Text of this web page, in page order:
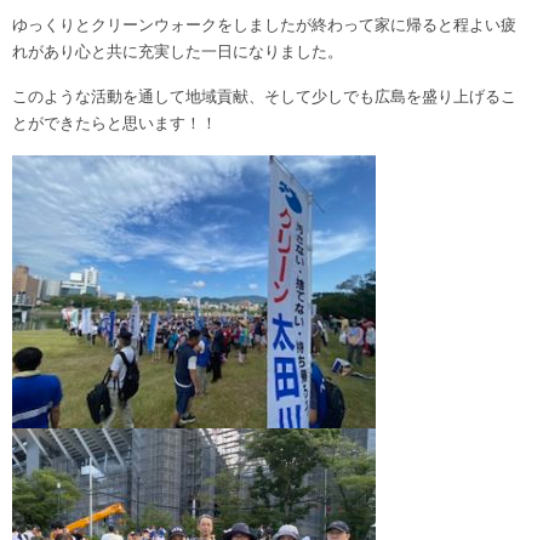
ゆっくりとクリーンウォークをしましたが終わって家に帰ると程よい疲
れがあり心と共に充実した一日になりました。
このような活動を通して地域貢献、そして少しでも広島を盛り上げるこ
とができたらと思います！！